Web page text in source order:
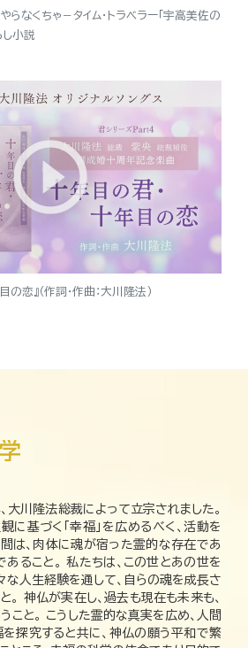
なくちゃ－タイム・トラベラー「宇高美佐の
し小説
の恋』（作詞・作曲：大川隆法）
川隆法総裁によって立宗されました。
に基づく「幸福」を広めるべく、活動を
は、肉体に魂が宿った霊的な存在であ
あること。 私たちは、この世とあの世を
な人生経験を通して、自らの魂を成長さ
。 神仏が実在し、過去も現在も未来も、
こと。 こうした霊的な真実を広め、人間
探究すると共に、神仏の願う平和で繁